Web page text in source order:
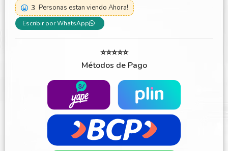
3 Personas estan viendo Ahora!
Escribir por WhatsApp
⭐⭐⭐⭐⭐
Métodos de Pago